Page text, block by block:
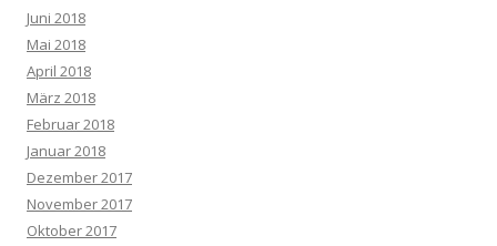
Juni 2018
Mai 2018
April 2018
März 2018
Februar 2018
Januar 2018
Dezember 2017
November 2017
Oktober 2017